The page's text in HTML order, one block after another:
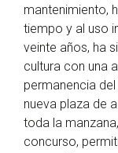
mantenimiento,
tiempo y al uso
veinte años, ha
cultura con una
permanencia
nueva plaza de
toda la
concurso,